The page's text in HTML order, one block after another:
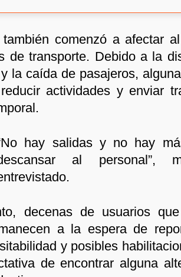
comenzó a afectar
de transporte. Debido a la
la caída de pasajeros,
actividades y enviar
hay salidas y no hay
al personal”,
decenas de usuarios
a la espera de
y posibles
de encontrar alguna